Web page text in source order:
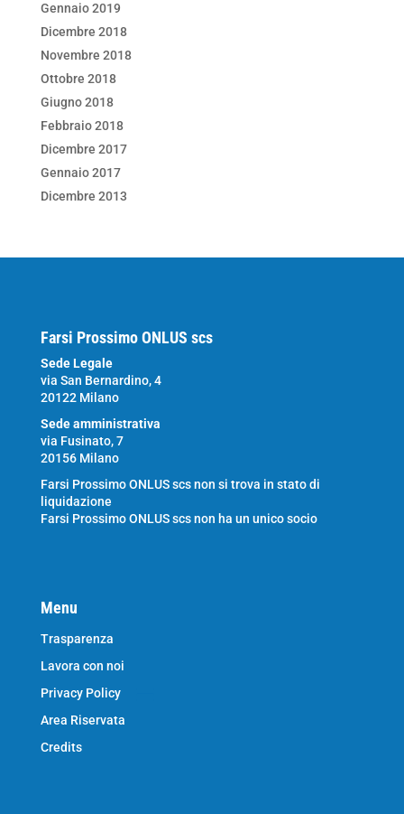
Gennaio 2019
Dicembre 2018
Novembre 2018
Ottobre 2018
Giugno 2018
Febbraio 2018
Dicembre 2017
Gennaio 2017
Dicembre 2013
Farsi Prossimo ONLUS scs
Sede Legale
via San Bernardino, 4
20122 Milano
Sede amministrativa
via Fusinato, 7
20156 Milano
Farsi Prossimo ONLUS scs non si trova in stato di
liquidazione
Farsi Prossimo ONLUS scs non ha un unico socio
Menu
Trasparenza
Lavora con noi
Privacy Policy
Area Riservata
Credits